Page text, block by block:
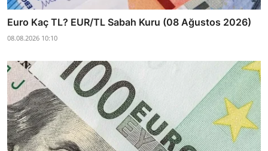
Euro Kaç TL? EUR/TL Sabah Kuru (08 Ağustos 2026)
08.08.2026 10:10